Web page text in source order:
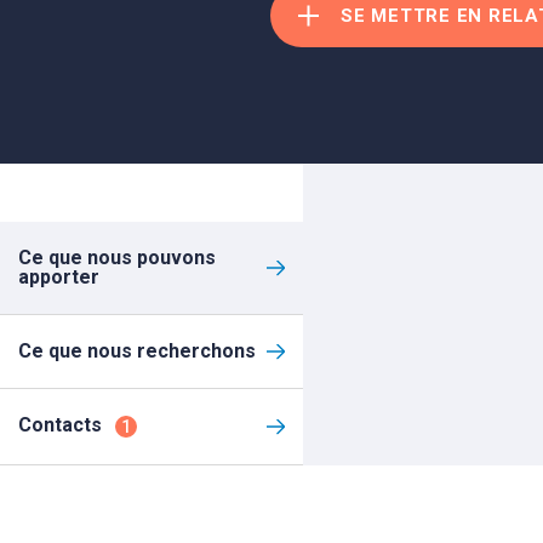
SE METTRE EN
Ce que nous pouvons
apporter
Ce que nous recherchons
Contacts 1